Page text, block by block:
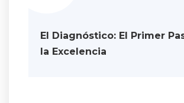
El Diagnóstico: El Primer
la Excelencia